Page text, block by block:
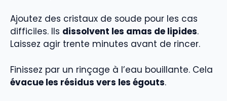
Ajoutez des cristaux de soude pour les cas
difficiles. Ils dissolvent les amas de lipides.
Laissez agir trente minutes avant de rincer.
Finissez par un rinçage à l’eau bouillante. Cela
évacue les résidus vers les égouts.